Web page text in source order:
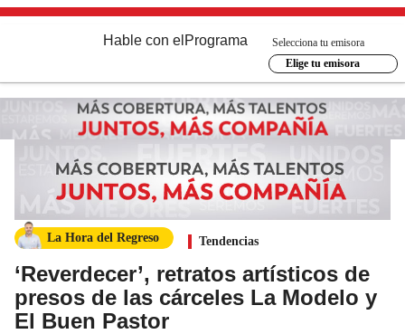
Hable con el Programa
Selecciona tu emisora
Elige tu emisora
La Hora del Regreso Tendencias
‘Reverdecer’, retratos artísticos de
presos de las cárceles La Modelo y
El Buen Pastor